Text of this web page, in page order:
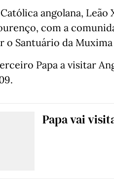
angolana,
com a
Santuário da
Papa a visitar
Papa vai